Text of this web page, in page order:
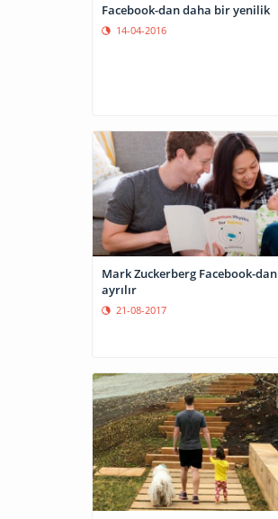
Facebook-dan daha bir yenilik
14-04-2016
Mark Zuckerberg Facebook-dan
ayrılır
21-08-2017